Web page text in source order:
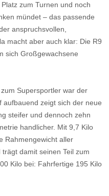
zum Turnen und noch
mündet – das passende
anspruchsvollen,
macht aber auch klar: Die R9
sich Großgewachsene
Supersportler war der
zeigt sich der neue
steifer und dennoch zehn
handlicher. Mit 9,7 Kilo
Rahmengewicht aller
damit seinen Teil zum
Kilo bei: Fahrfertige 195 Kilo